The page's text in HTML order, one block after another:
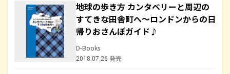
地球の歩き方 カンタベリーと周辺の
すてきな田舎町へ～ロンドンからの日
帰りおさんぽガイド♪
D-Books
2018.07.26 発売